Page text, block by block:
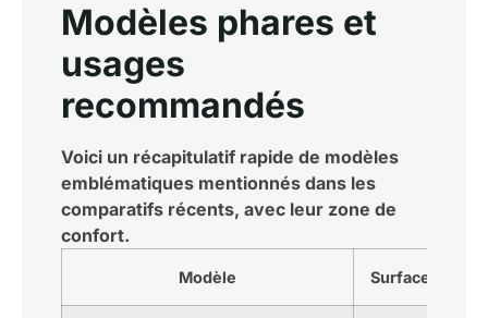
Modèles phares et
usages
recommandés
Voici un récapitulatif rapide de modèles
emblématiques mentionnés dans les
comparatifs récents, avec leur zone de
confort.
Modèle Surface